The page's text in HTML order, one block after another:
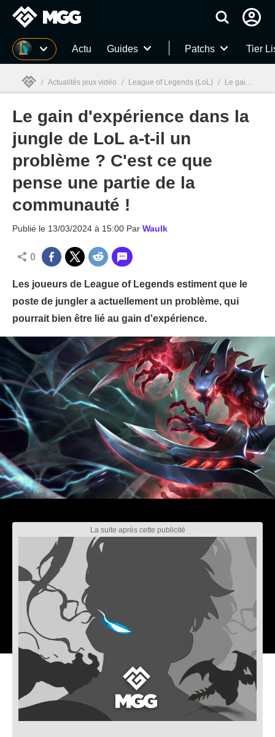
MGG Actu Guides Patchs Tier
MGG
/ Actualités jeux vidéo / League of Legends (LoL) / Le gain d'expérience dans la jungle de LoL a-t-il un problème ? C'est ce que pense une partie de la communauté !
Le gain d'expérience dans la
jungle de LoL a-t-il un
problème ? C'est ce que
pense une partie de la
communauté !
Publié le 13/03/2024 à 15:00 Par Waulk
0
Les joueurs de League of Legends estiment que le
poste de jungler a actuellement un problème, qui
pourrait bien être lié au gain d'expérience.